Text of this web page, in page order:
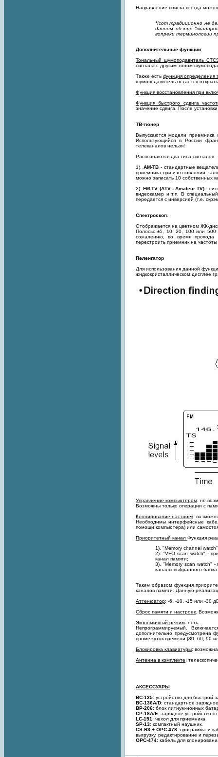
Направление поиска всегда
*Icom традиционно не
данном обзоре
вопреки терминологии
Дополнительные функции
Тональный шумоподавитель
сигнала с другим тоном
Также естьфункция определения
шумоподавитель остается
Функция восстановления при
Функция быстрого сдвига
значение сдвига. После
ТВ-тюнер
Выпускаются модели
Использующийся в России
телеканалов нельзя!
Распознаются два типа сигналов:
1). AM-ТВ- стандартные
приемника при изготовлении
можно записать 10 собственных
2).FM-TV (АТV - Amateur TV) -
видеокамер и т.п. В
передается с инверсией (т.е.
Спектроскоп
Отображается на цветном ЖК-
Полосы: ±5, 10, 20, 100 или 500
сожалению, во время прохода
перестроить приемник на
Пеленгатор
Для использования данной
жидкокристаллическом дисплее
Управление компьютером: не
Возможны только операции с
Клонирование настроек:
Необходимы интерфейсные
помощи компьютера) или
Приоритетный канал Функция
1). "Memory channel
2). "VFO scan watch" -
канал памяти;
3). "Memory scan watch" -
каналы выбранного банка
Таким образом функция
каналов памяти. Данную
Аттенюатор: -6, -10, -15 или -30
Cброс памяти и настроек .
Экономичный режим: есть.
Непрограммируемый.
дополнительно предусмотрена
промежуток времени (30, 60, 90
Блокировка клавиатуры:
Антенна в комплекте:
АКСЕССУАРЫ
BC-135: устройство для быстрой
BC-136A/D: стандартное
BP-206: блок литиум-ионных
CP-18A/E: зарядное устройство
LC-151: чехол для приемника.
SP-13: компактный наушник.
CS-R3 + OPC-478: программа и
выгрузку, редактирование и
OPC-474: кабель для